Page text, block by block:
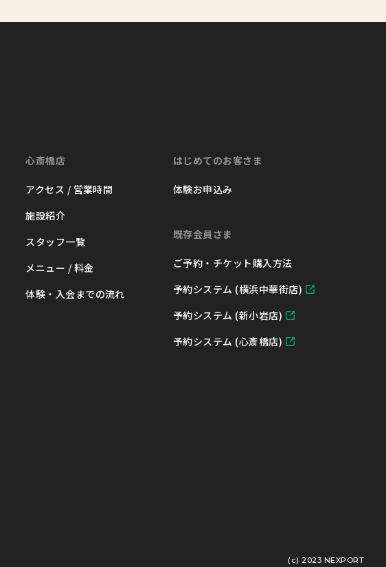
心斎橋店
アクセス / 営業時間
施設紹介
スタッフ一覧
メニュー / 料金
体験・入会までの流れ
はじめてのお客さま
体験お申込み
既存会員さま
ご予約・チケット購入方法
予約システム (横浜中華街店)
予約システム (新小岩店)
予約システム (心斎橋店)
(c) 2023 NEXPORT